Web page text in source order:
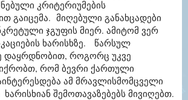
კრიტერიუმების
გაიცემა. მიღებული განახცადები
ჯგუფის მიერ. ამიტომ ვერ
ხარისხზე.
წარსულ
დაყრდნობით, როგორც უკვე
რომ ბევრი ქართული
ამ მრავლისმომცველი
შემოთავაზებებს მივიღებთ.